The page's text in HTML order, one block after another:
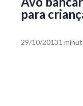
para
29/10/20131